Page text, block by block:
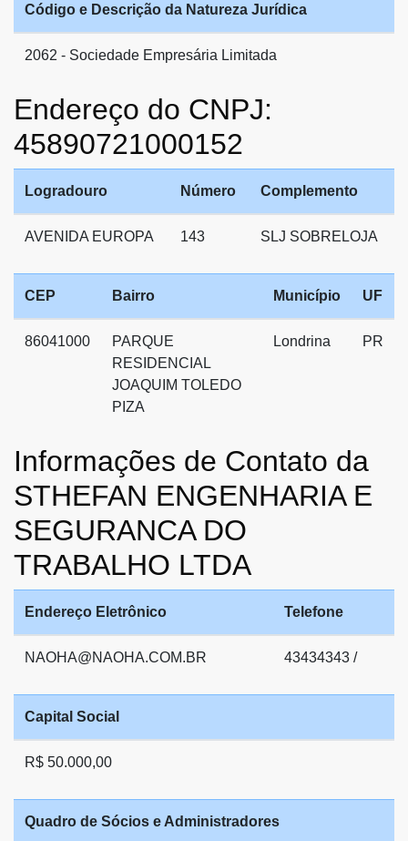
Código e Descrição da Natureza Jurídica
2062 - Sociedade Empresária Limitada
Endereço do CNPJ:
45890721000152
Logradouro Número Complemento
AVENIDA EUROPA 143 SLJ SOBRELOJA
CEP Bairro Município UF
86041000
PARQUE
RESIDENCIAL
JOAQUIM TOLEDO
PIZA
Londrina PR
Informações de Contato da
STHEFAN ENGENHARIA E
SEGURANCA DO
TRABALHO LTDA
Endereço Eletrônico Telefone
NAOHA@NAOHA.COM.BR 43434343 /
Capital Social
R$ 50.000,00
Quadro de Sócios e Administradores